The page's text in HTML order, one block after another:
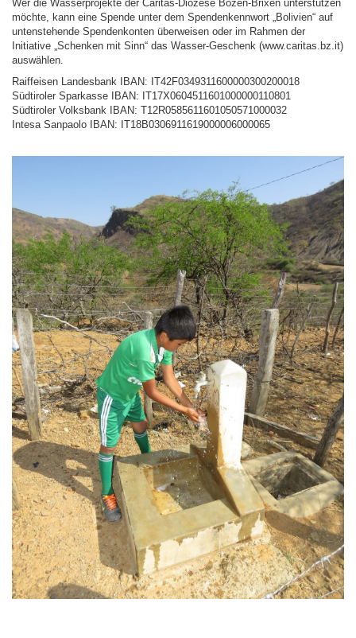
Wer die Wasserprojekte der Caritas-Diözese Bozen-Brixen unterstützen
möchte, kann eine Spende unter dem Spendenkennwort „Bolivien“ auf
untenstehende Spendenkonten überweisen oder im Rahmen der
Initiative „Schenken mit Sinn“ das Wasser-Geschenk (www.caritas.bz.it)
auswählen.
Raiffeisen Landesbank IBAN: IT42F0349311600000300200018
Südtiroler Sparkasse IBAN: IT17X0604511601000000110801
Südtiroler Volksbank IBAN: T12R0585611601050571000032
Intesa Sanpaolo IBAN: IT18B0306911619000006000065